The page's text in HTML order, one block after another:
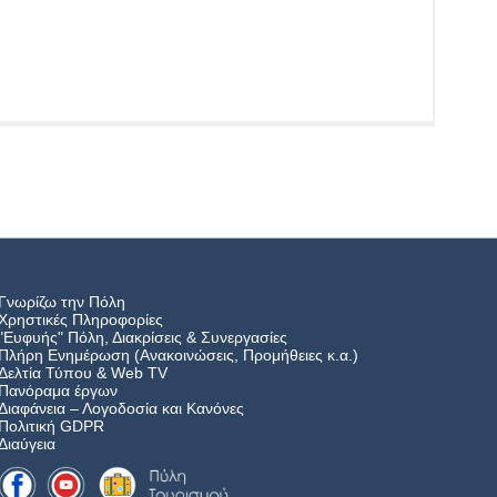
Γνωρίζω την Πόλη
Πληροφορίες
Πόλη, Διακρίσεις & Συνεργασίες
Πλήρη Ενημέρωση (Ανακοινώσεις, Προμήθειες κ.α.)
Τύπου &Web TV
Πανόραμα έργων
– Λογοδοσία και Κανόνες
Πολιτική GDPR